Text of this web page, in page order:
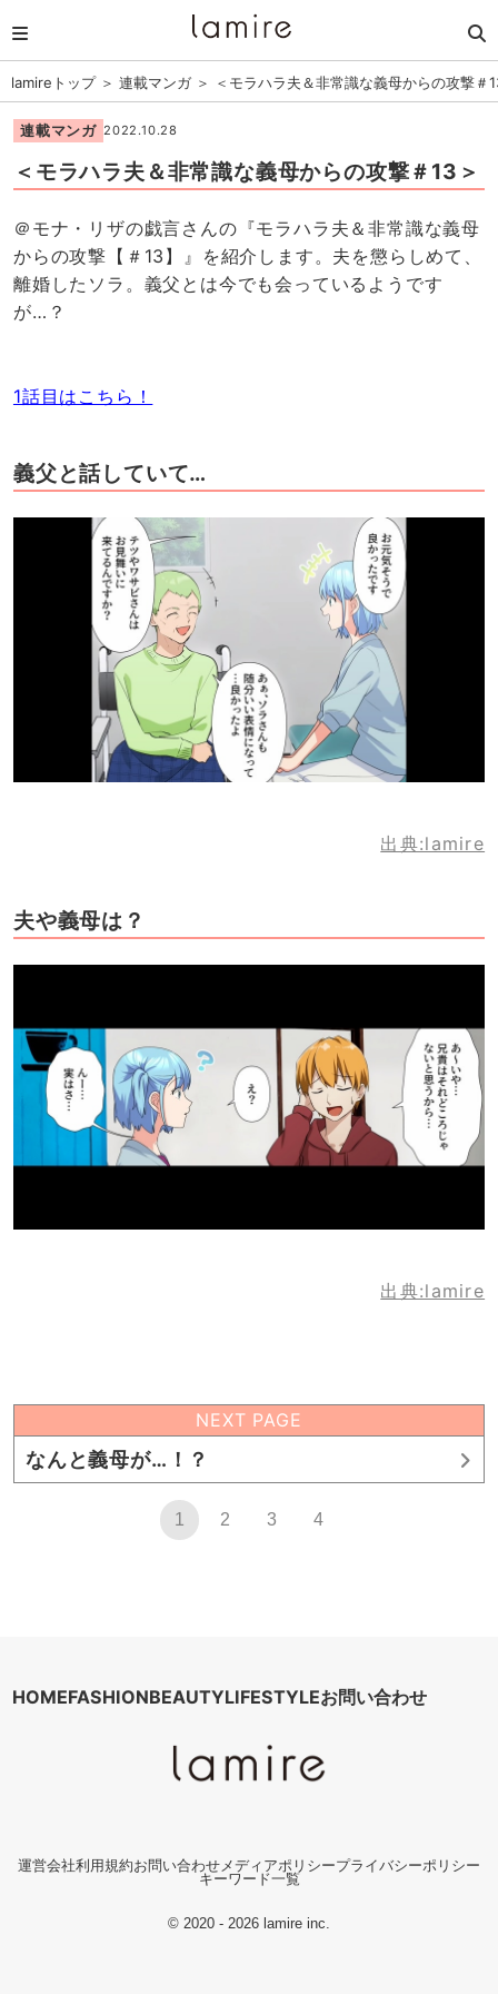
lamireトップ＞ 連載マンガ＞ ＜モラハラ夫＆非常識な義母からの攻撃＃
連載マンガ 2022.10.28
＜モラハラ夫＆非常識な義母からの攻撃＃13＞
＠モナ・リザの戯言さんの『モラハラ夫＆非常識な義母
からの攻撃【＃13】』を紹介します。夫を懲らしめて、
離婚したソラ。義父とは今でも会っているようです
が…？
1話目はこちら！
義父と話していて…
出典:lamire
夫や義母は？
出典:lamire
NEXT PAGE
なんと義母が…！？
1 2 3 4
HOMEFASHIONBEAUTYLIFESTYLEお問い合わせ
運営会社利用規約お問い合わせ メディアポリシープライバシーポリシー
キーワード一覧
© 2020 - 2026 lamire inc.